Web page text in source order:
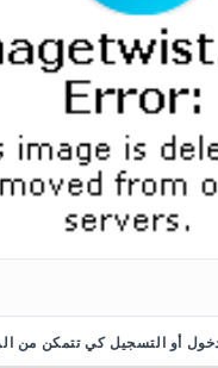
أو التسجيل كي تتمكن من